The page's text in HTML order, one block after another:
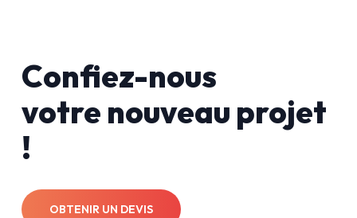
Confiez-nous
votre nouveau projet
!
OBTENIR UN DEVIS